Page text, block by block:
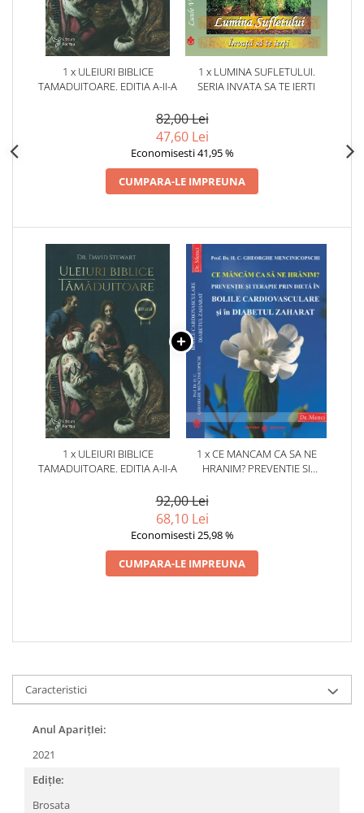
1 x ULEIURI BIBLICE
TAMADUITOARE. EDITIA A-II-A
1 x LUMINA SUFLETULUI.
SERIA INVATA SA TE IERTI
82,00 Lei
47,60 Lei
Economisesti 41,95 %
CUMPARA-LE IMPREUNA
1 x ULEIURI BIBLICE
TAMADUITOARE. EDITIA A-II-A
1 x CE MANCAM CA SA NE
HRANIM? PREVENTIE SI
CARDIOVASCULARE SI IN
92,00 Lei
68,10 Lei
Economisesti 25,98 %
CUMPARA-LE IMPREUNA
Caracteristici
Anul AparițIei:
2021
EdițIe:
Brosata